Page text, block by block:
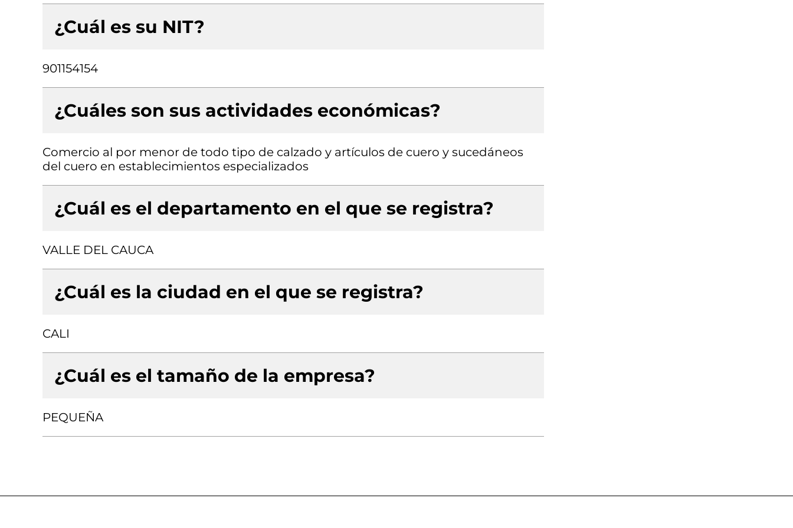
¿Cuál es su NIT?
901154154
¿Cuáles son sus actividades económicas?
Comercio al por menor de todo tipo de calzado y artículos de cuero y sucedáneos
del cuero en establecimientos especializados
¿Cuál es el departamento en el que se registra?
VALLE DEL CAUCA
¿Cuál es la ciudad en el que se registra?
CALI
¿Cuál es el tamaño de la empresa?
PEQUEÑA